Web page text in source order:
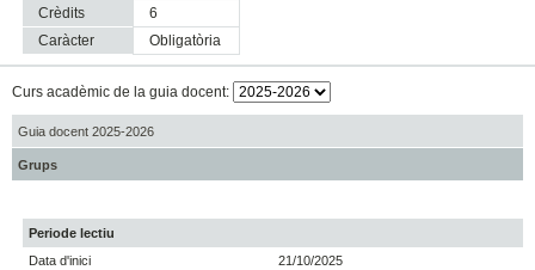
Crèdits
6
Caràcter
obligatòria
Curs acadèmic de la guia docent:
Guia docent 2025-2026
Grups
Periode lectiu
Data d'inici
21/10/2025